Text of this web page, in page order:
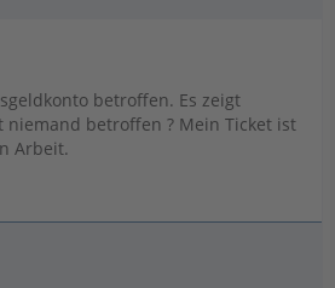
betroffen. Es zeigt
niemand betroffen ? Mein Ticket ist
Arbeit.